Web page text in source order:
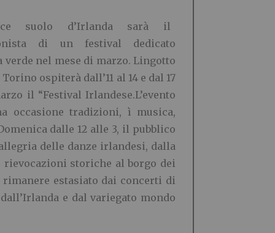
suolo d’Irlanda sarà il
di un festival dedicato
verde nel mese di marzo. Lingotto
ospiterà dall’11 al 14 e dal 17
il “Festival Irlandese.L’evento
occasione tradizioni, ì musica,
dalle 12 alle 3, il pubblico
delle danze irlandesi, dalla
storiche al borgo dei
estasiato dai concerti di
e dal variegato mondo